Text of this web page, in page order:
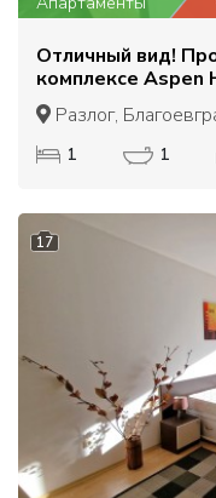
Отличный вид!
комплексе Aspen
Разлог,
1 1
17